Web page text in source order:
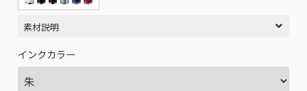
素材説明
インクカラー